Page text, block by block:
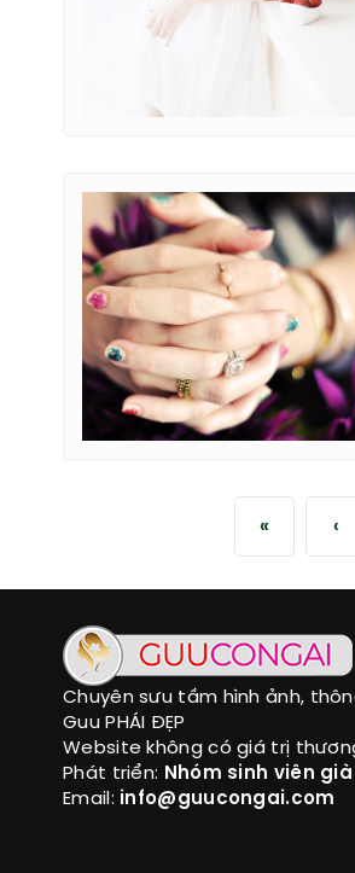
« ‹
Chuyên sưu tầm hình ảnh,
Guu PHÁI ĐẸP
Website không có giá trị
Phát triển: Nhóm sinh viên già
Email: info@guucongai.com